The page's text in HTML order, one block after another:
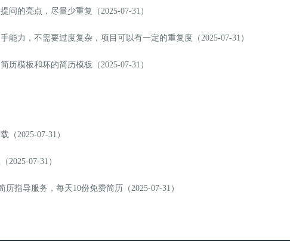
问的亮点，尽量少重复（2025-07-31）
能力，不需要过度复杂，项目可以有一定的重复度（2025-07-31）
历模板和坏的简历模板（2025-07-31）
（2025-07-31）
2025-07-31）
历指导服务，每天10份免费简历（2025-07-31）